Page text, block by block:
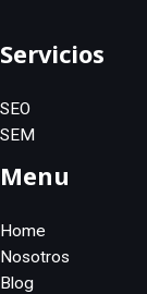
Servicios
SEO
SEM
Menu
Home
Nosotros
Blog